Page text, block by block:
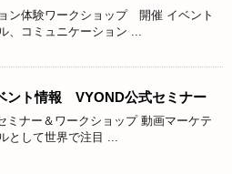
ン体験ワークショップ 開催 イベント
、コミュニケーション ...
ント情報 VYOND公式セミナー
ミナー＆ワークショップ 動画マーケテ
として世界で注目 ...